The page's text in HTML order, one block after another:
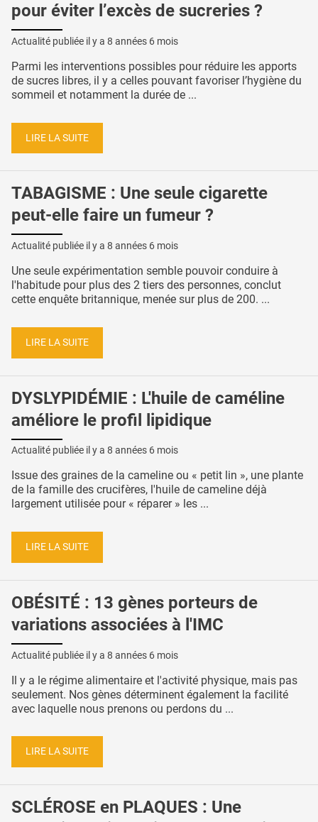
pour éviter l’excès de sucreries ?
Actualité publiée il y a 8 années 6 mois
Parmi les interventions possibles pour réduire les apports
de sucres libres, il y a celles pouvant favoriser l’hygiène du
sommeil et notamment la durée de ...
LIRE LA SUITE
TABAGISME : Une seule cigarette
peut-elle faire un fumeur ?
Actualité publiée il y a 8 années 6 mois
Une seule expérimentation semble pouvoir conduire à
l'habitude pour plus des 2 tiers des personnes, conclut
cette enquête britannique, menée sur plus de 200. ...
LIRE LA SUITE
DYSLYPIDÉMIE : L'huile de caméline
améliore le profil lipidique
Actualité publiée il y a 8 années 6 mois
Issue des graines de la cameline ou « petit lin », une plante
de la famille des crucifères, l'huile de cameline déjà
largement utilisée pour « réparer » les ...
LIRE LA SUITE
OBÉSITÉ : 13 gènes porteurs de
variations associées à l'IMC
Actualité publiée il y a 8 années 6 mois
Il y a le régime alimentaire et l'activité physique, mais pas
seulement. Nos gènes déterminent également la facilité
avec laquelle nous prenons ou perdons du ...
LIRE LA SUITE
SCLÉROSE en PLAQUES : Une